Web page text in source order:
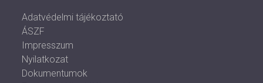
Adatvédelmi tájékoztató
ÁSZF
Impresszum
Nyilatkozat
Dokumentumok